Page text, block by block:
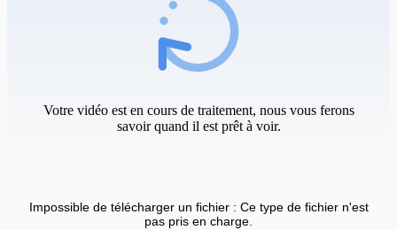
Votre vidéo est en cours de traitement, nous vous ferons
savoir quand il est prêt à voir.
Impossible de télécharger un fichier : Ce type de fichier n'est
pas pris en charge.